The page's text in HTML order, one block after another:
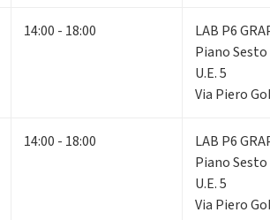
14:00 - 18:00
LAB P6
Piano Sesto
U.E. 5
Via Piero
14:00 - 18:00
LAB P6
Piano Sesto
U.E. 5
Via Piero